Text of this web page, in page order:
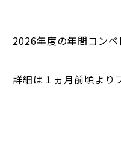
2026年度の年間コン
詳細は１ヵ月前頃より